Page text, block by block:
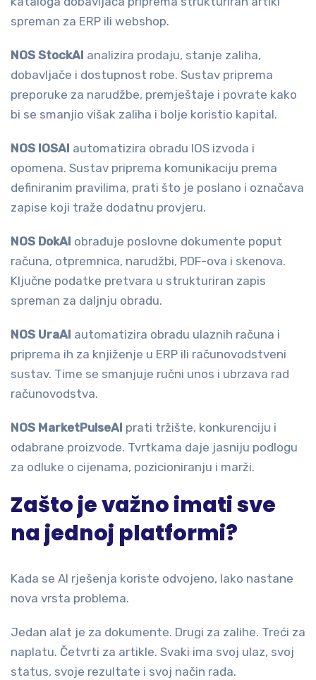
spreman za ERP ili webshop.
NOS StockAI analizira prodaju, stanje zaliha,
dobavljače i dostupnost robe. Sustav priprema
preporuke za narudžbe, premještaje i povrate kako
bi se smanjio višak zaliha i bolje koristio kapital.
NOS IOSAI automatizira obradu IOS izvoda i
opomena. Sustav priprema komunikaciju prema
definiranim pravilima, prati što je poslano i označava
zapise koji traže dodatnu provjeru.
NOS DokAI obrađuje poslovne dokumente poput
računa, otpremnica, narudžbi, PDF-ova i skenova.
Ključne podatke pretvara u strukturiran zapis
spreman za daljnju obradu.
NOS UraAI automatizira obradu ulaznih računa i
priprema ih za knjiženje u ERP ili računovodstveni
sustav. Time se smanjuje ručni unos i ubrzava rad
računovodstva.
NOS MarketPulseAI prati tržište, konkurenciju i
odabrane proizvode. Tvrtkama daje jasniju podlogu
za odluke o cijenama, pozicioniranju i marži.
Zašto je važno imati sve
na jednoj platformi?
Kada se AI rješenja koriste odvojeno, lako nastane
nova vrsta problema.
Jedan alat je za dokumente. Drugi za zalihe. Treći za
naplatu. Četvrti za artikle. Svaki ima svoj ulaz, svoj
status, svoje rezultate i svoj način rada.